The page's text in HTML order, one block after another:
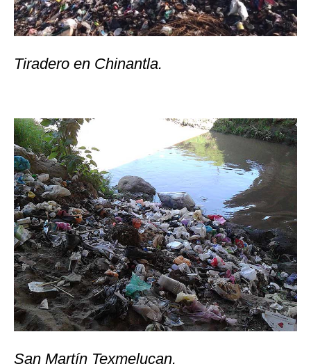
Tiradero en Chinantla.
San Martín Texmelucan.